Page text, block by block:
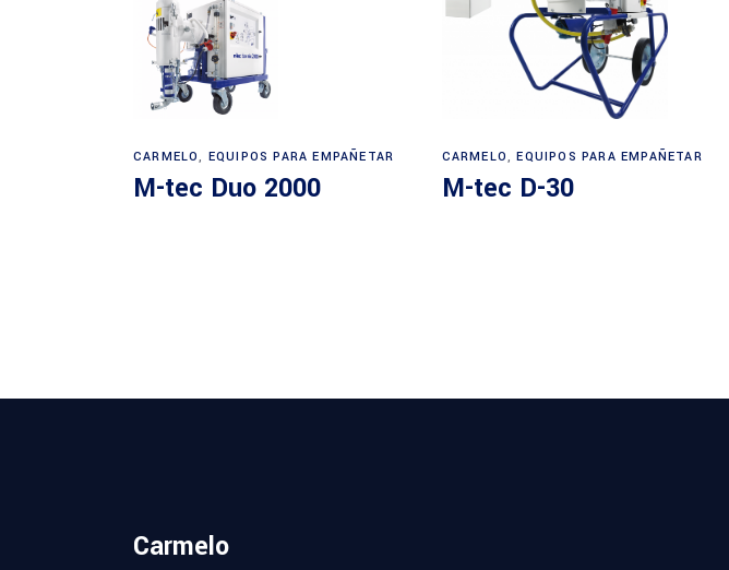
CARMELO, EQUIPOS PARA EMPAÑETAR
M-tec Duo 2000
CARMELO,EQUIPOS PARA EMPAÑETAR
M-tec D-30
Carmelo